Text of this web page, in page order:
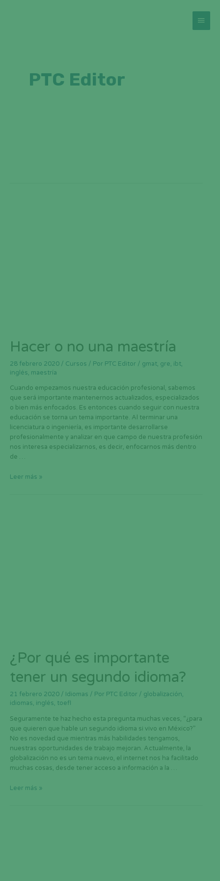
PTC Editor
Hacer o no una maestría
28 febrero 2020 / Cursos / Por PTC Editor / gmat, gre, ibt,
inglés, maestría
Cuando empezamos nuestra educación profesional, sabemos
que será importante mantenernos actualizados, especializados
o bien más enfocados. Es entonces cuando seguir con nuestra
educación se torna un tema importante. Al terminar una
licenciatura o ingeniería, es importante desarrollarse
profesionalmente y analizar en que campo de nuestra profesión
nos interesa especializarnos, es decir, enfocarnos más dentro
de …
Leer más »
¿Por qué es importante
tener un segundo idioma?
21 febrero 2020 / Idiomas / Por PTC Editor / globalización,
idiomas, inglés, toefl
Seguramente te haz hecho esta pregunta muchas veces, “¿para
que quieren que hable un segundo idioma si vivo en México?”
No es novedad que mientras más habilidades tengamos,
nuestras oportunidades de trabajo mejoran. Actualmente, la
globalización no es un tema nuevo, el internet nos ha facilitado
muchas cosas, desde tener acceso a información a la …
Leer más »